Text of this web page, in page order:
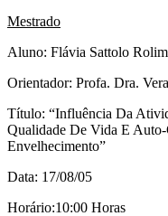
Mestrado
Aluno: Flávia Sattolo Rolim
Orientador: Profa. Dra.
Título: “Influência Da
Qualidade De Vida E
Envelhecimento”
Data: 17/08/05
Horário:10:00 Horas